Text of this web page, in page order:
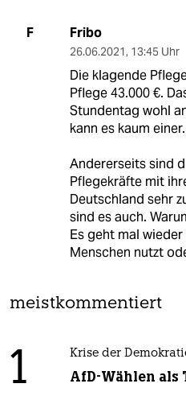
F Fribo
26.06.2021, 13:45 Uhr
Die klagende
Pflege 43.000 €.
Stundentag wohl
kann es kaum einer.
Andererseits sind
Pflegekräfte mit
Deutschland sehr
sind es auch.
Es geht mal
Menschen nutzt
meistkommentiert
1 Krise der
AfD-Wählen als